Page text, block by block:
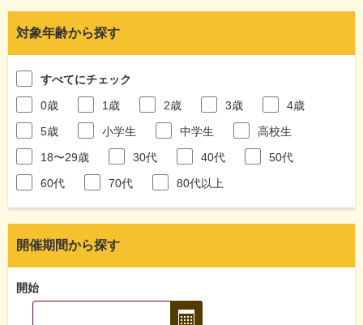
対象年齢から探す
すべてにチェック
0歳
1歳 2歳 3歳
4歳
5歳
小学生 中学生
高校生
18〜29歳
30代 40代
50代
60代
70代 80代以上
開催期間から探す
開始